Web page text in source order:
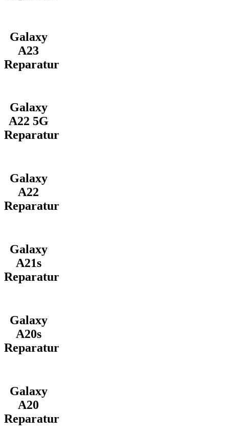
Galaxy
A23
Reparatur
Galaxy
A22 5G
Reparatur
Galaxy
A22
Reparatur
Galaxy
A21s
Reparatur
Galaxy
A20s
Reparatur
Galaxy
A20
Reparatur